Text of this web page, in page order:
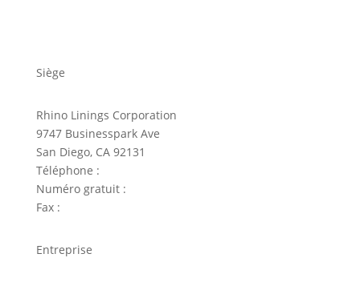
Siège
Rhino Linings Corporation
9747 Businesspark Ave
San Diego, CA 92131
Téléphone :
Numéro gratuit :
Fax :
Entreprise